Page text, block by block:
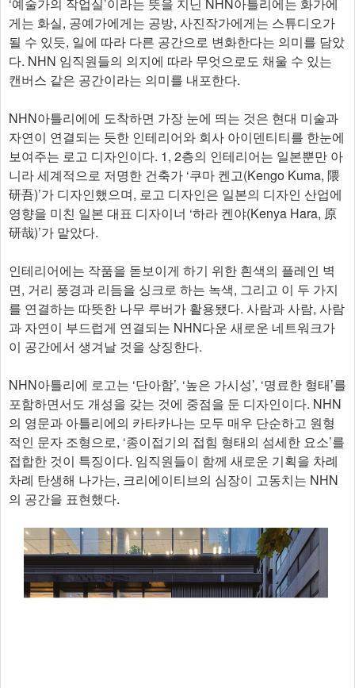
게는 화실, 공예가에게는 공방, 사진작가에게는 스튜디오가
될 수 있듯, 일에 따라 다른 공간으로 변화한다는 의미를 담았
다. NHN 임직원들의 의지에 따라 무엇으로도 채울 수 있는
캔버스 같은 공간이라는 의미를 내포한다.
NHN아틀리에에 도착하면 가장 눈에 띄는 것은 현대 미술과
자연이 연결되는 듯한 인테리어와 회사 아이덴티티를 한눈에
보여주는 로고 디자인이다. 1, 2층의 인테리어는 일본뿐만 아
니라 세계적으로 저명한 건축가 ‘쿠마 켄고(Kengo Kuma, 隈
研吾)’가 디자인했으며, 로고 디자인은 일본의 디자인 산업에
영향을 미친 일본 대표 디자이너 ‘하라 켄야(Kenya Hara, 原
研哉)’가 맡았다.
인테리어에는 작품을 돋보이게 하기 위한 흰색의 플레인 벽
면, 거리 풍경과 리듬을 싱크로 하는 녹색, 그리고 이 두 가지
를 연결하는 따뜻한 나무 루버가 활용됐다. 사람과 사람, 사람
과 자연이 부드럽게 연결되는 NHN다운 새로운 네트워크가
이 공간에서 생겨날 것을 상징한다.
NHN아틀리에 로고는 ‘단아함’, ‘높은 가시성’, ‘명료한 형태’를
포함하면서도 개성을 갖는 것에 중점을 둔 디자인이다. NHN
의 영문과 아틀리에의 카타카나는 모두 매우 단순하고 원형
적인 문자 조형으로, ‘종이접기의 접힘 형태의 섬세한 요소’를
접합한 것이 특징이다. 임직원들이 함께 새로운 기획을 차례
차례 탄생해 나가는, 크리에이티브의 심장이 고동치는 NHN
의 공간을 표현했다.